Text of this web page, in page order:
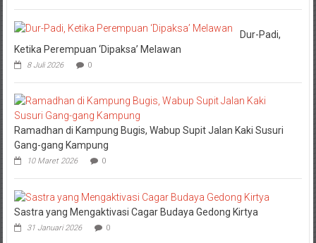
Dur-Padi,
Ketika Perempuan ‘Dipaksa’ Melawan
8 Juli 2026 0
Ramadhan di Kampung Bugis, Wabup Supit Jalan Kaki Susuri
Gang-gang Kampung
10 Maret 2026 0
Sastra yang Mengaktivasi Cagar Budaya Gedong Kirtya
31 Januari 2026 0